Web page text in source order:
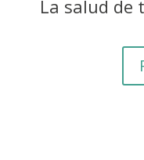
La salud de